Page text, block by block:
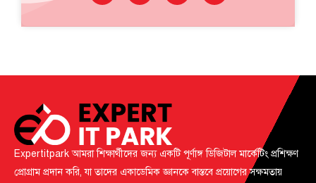
Expertitpark আমরা শিক্ষার্থীদের জন্য একটি পূর্ণাঙ্গ ডিজিটাল মার্কেটিং প্রশিক্ষণ
প্রোগ্রাম প্রদান করি, যা তাদের একাডেমিক জ্ঞানকে বাস্তবে প্রয়োগের সক্ষমতায়